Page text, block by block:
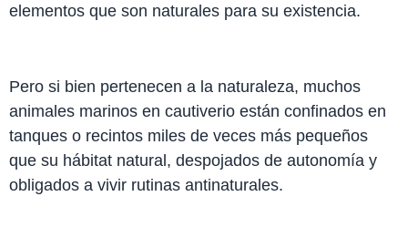
elementos que son naturales para su existencia.
Pero si bien pertenecen a la naturaleza, muchos
animales marinos en cautiverio están confinados en
tanques o recintos miles de veces más pequeños
que su hábitat natural, despojados de autonomía y
obligados a vivir rutinas antinaturales.